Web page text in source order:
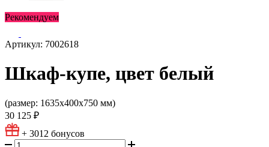
Рекомендуем
Артикул: 7002618
Шкаф-купе, цвет белый
(размер: 1635х400х750 мм)
30 125 ₽
+ 3012 бонусов